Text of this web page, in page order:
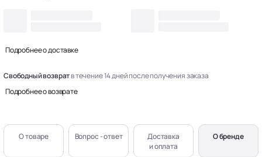
Подробнее о доставке
Свободный возвратв течение 14 дней после получения заказа
Подробнее о возврате
О товаре Вопрос - ответ
Доставка
и оплата
О бренде